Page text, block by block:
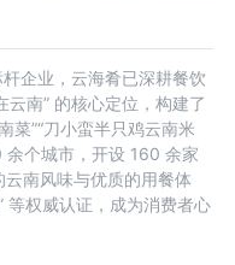
企业，云海肴已深耕餐饮
南” 的核心定位，构建了
菜”“刀小蛮半只鸡云南米
余个城市，开设 160 余家
南风味与优质的用餐体
等权威认证，成为消费者心